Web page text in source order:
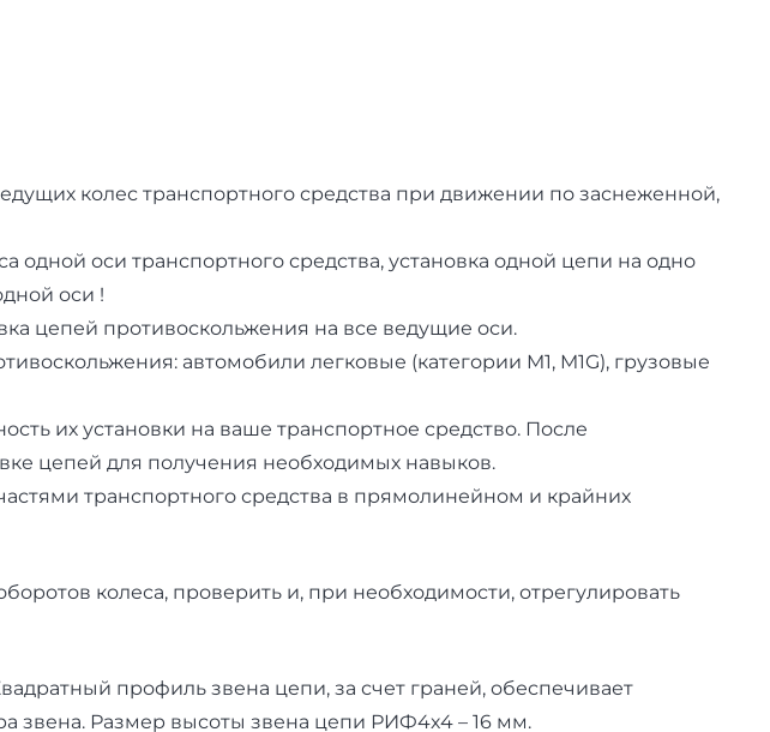
колес транспортного средства при движении по заснеженной,
оси транспортного средства, установка одной цепи на одно
оси !
цепей противоскольжения на все ведущие оси.
автомобили легковые (категории M1, M1G), грузовые
их установки на ваше транспортное средство. После
цепей для получения необходимых навыков.
транспортного средства в прямолинейном и крайних
колеса, проверить и, при необходимости, отрегулировать
профиль звена цепи, за счет граней, обеспечивает
звена. Размер высоты звена цепи РИФ4х4 – 16 мм.